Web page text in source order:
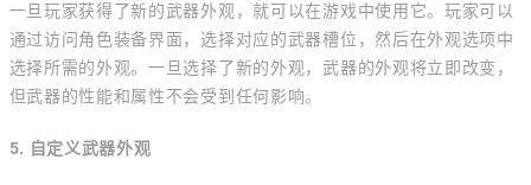
一旦玩家获得了新的武器外观，就可以在游戏中使用它。玩家可以
通过访问角色装备界面，选择对应的武器槽位，然后在外观选项中
选择所需的外观。一旦选择了新的外观，武器的外观将立即改变，
但武器的性能和属性不会受到任何影响。
5. 自定义武器外观